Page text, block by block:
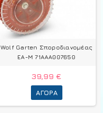
Wolf Garten Σποροδιανομέας
EA-M 71AAA007650
39,99 €
ΑΓΟΡΆ